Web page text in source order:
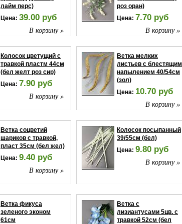
лайм перс)
Цена: 39.00 руб
В корзину »
роз оран)
Цена: 7.70 руб
В корзину »
Колосок цветущий с
травкой пластм 44см
(бел желт роз сир)
Цена: 7.90 руб
В корзину »
Ветка мелких
листьев с блестящим
напылением 40/54см
(зол)
Цена: 10.70 руб
В корзину »
Ветка соцветий
шариков с травкой,
пласт 35см (бел жел)
Цена: 9.40 руб
В корзину »
Колосок посыпанный
39/55см (бел)
Цена: 9.80 руб
В корзину »
Ветка фикуса
зеленого эконом
61см
Ветка с
лизиантусами 5цв. с
травкой 52см (бел